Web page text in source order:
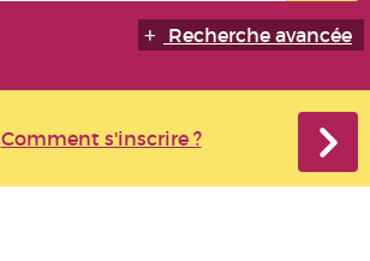
Recherche avancée
Comment s'inscrire ?